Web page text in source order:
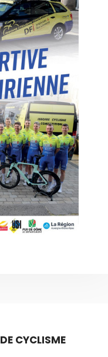
CYCLISME